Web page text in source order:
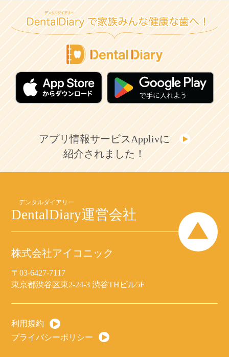
アプリ情報サービスApplivに
紹介されました！
DentalDiary運営会社
株式会社アイコニック
〒03-6427-7117
東京都渋谷区東2-24-3 渋谷THビル5F
利用規約
プライバシーポリシー